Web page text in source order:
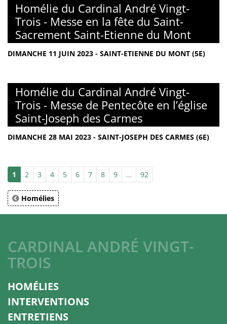
Homélie du Cardinal André Vingt-
Trois - Messe en la fête du Saint-
Sacrement Saint-Etienne du Mont
DIMANCHE 11 JUIN 2023 - SAINT-ETIENNE DU MONT (5E)
Homélie du Cardinal André Vingt-
Trois - Messe de Pentecôte en l’église
Saint-Joseph des Carmes
DIMANCHE 28 MAI 2023 - SAINT-JOSEPH DES CARMES (6E)
1 2 3 4 5 6 7 8 9 … 92
Homélies
CARDINAL ANDRÉ VINGT-
TROIS
HOMÉLIES
INTERVENTIONS
ENTRETIENS